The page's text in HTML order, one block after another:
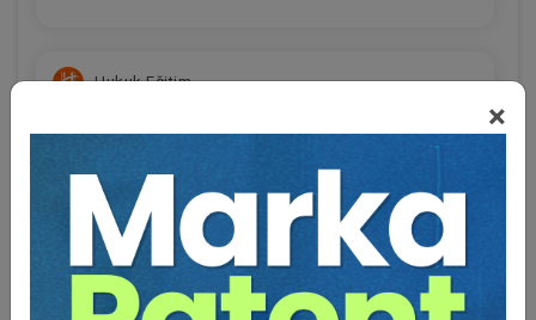
×
Hukuk Eğitim
Eğitmen Hakkında